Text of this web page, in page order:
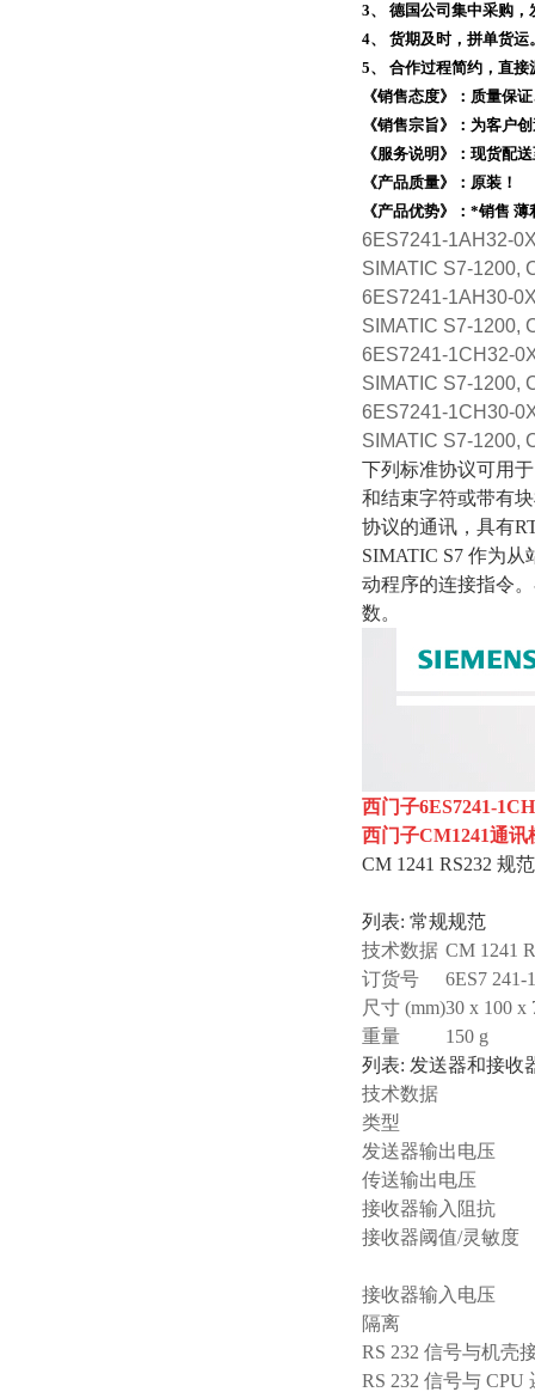
3、 德国公司集中采购，
4、 货期及时，拼单货运
5、 合作过程简约，直接
《销售态度》：质量保
《销售宗旨》：为客户
《服务说明》：现货配
《产品质量》：原装！
《产品优势》：*销售
6ES7241-1AH32-
SIMATIC S7-1200,
6ES7241-1AH30-
SIMATIC S7-1200,
6ES7241-1CH32-
SIMATIC S7-1200,
6ES7241-1CH30-
SIMATIC S7-1200,
下列标准协议可用
和结束字符或带有
协议的通讯，具有
SIMATIC S7 作为
动程序的连接指令
数。
西门子6ES7241-
西门子CM1241通
CM 1241 RS232 规范
列表: 常规规范
技术数据 CM 1241
订货号
6ES7
尺寸 (mm)30 x 100 x
重量
150 g
列表: 发送器和接收
技术数据
类型
发送器输出电压
传送输出电压
接收器输入阻抗
接收器阈值/灵敏度
接收器输入电压
隔离
RS 232 信号与机壳
RS 232 信号与 CPU